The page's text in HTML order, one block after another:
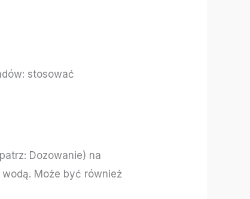
stosować
Dozowanie) na
Może być również